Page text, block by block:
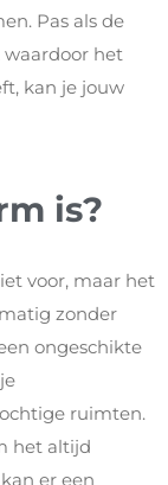
Pas als de
het
kan je jouw
is?
voor, maar het
zonder
ongeschikte
ruimten.
het altijd
er een